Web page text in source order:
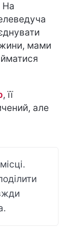
На
мами
, її
але